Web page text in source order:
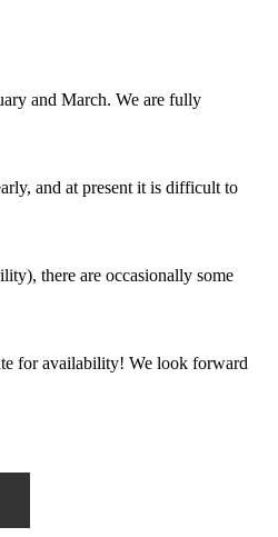
and March. We are fully
and at present it is difficult to
there are occasionally some
for availability! We look forward